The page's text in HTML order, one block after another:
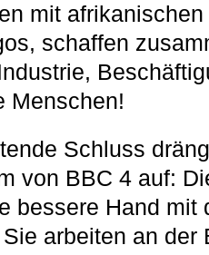
mit
schaffen
Menschen!
Schluss
von BBC 4 auf:
bessere Hand mit
arbeiten an der